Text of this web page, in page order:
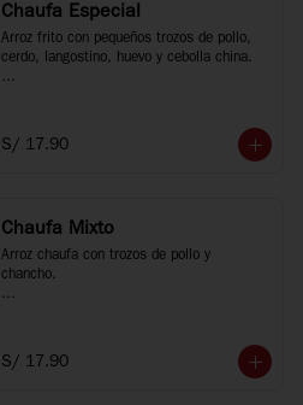
Chaufa Especial
Arroz frito con pequeños trozos de pollo,
cerdo, langostino, huevo y cebolla china.
S/ 17.90
Chaufa Mixto
Arroz chaufa con trozos de pollo y
chancho.
S/ 17.90